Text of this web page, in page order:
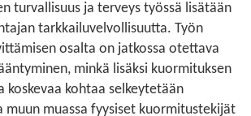
turvallisuus ja terveys työssä lisätään
tarkkailuvelvollisuutta. Työn
osalta on jatkossa otettava
minkä lisäksi kuormituksen
koskevaa kohtaa selkeytetään
muun muassa fyysiset kuormitustekijät